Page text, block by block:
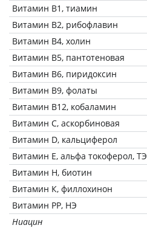
Витамин В1, тиамин
Витамин В2, рибофлавин
Витамин В4, холин
Витамин В5, пантотеновая
Витамин В6, пиридоксин
Витамин В9, фолаты
Витамин В12, кобаламин
Витамин C, аскорбиновая
Витамин D, кальциферол
Витамин Е, альфа токоферол, ТЭ
Витамин Н, биотин
Витамин К, филлохинон
Витамин РР, НЭ
Ниацин